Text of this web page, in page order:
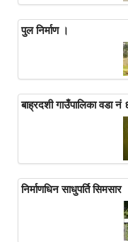
पुल निर्माण ।
बाह्रदशी गाउँपालिका वडा
निर्माणधिन साधुपर्ति सिमसार